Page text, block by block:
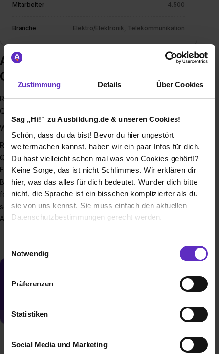
Zustimmung Details Über Cookies
Sag „Hi!“ zu Ausbildung.de & unseren Cookies!
Schön, dass du da bist! Bevor du hier ungestört
weitermachen kannst, haben wir ein paar Infos für dich.
Du hast vielleicht schon mal was von Cookies gehört!?
Keine Sorge, das ist nicht Schlimmes. Wir erklären dir
hier, was das alles für dich bedeutet. Wunder dich bitte
nicht, die Sprache ist ein bisschen komplizierter als du
sie von uns kennst. Sie muss einfach den aktuellen
Datenschutzbestimmungen gerecht werden.
Benutzung der Webseite getroffenen Einstellungen zu
Webseite zu analysieren („Statistiken“), um
Informationen zu deiner Verwendung unserer Website an
Analysen weiterzugeben und um Inhalte und Anzeigen zu
Notwendig
Präferenzen
Statistiken
Social Media und Marketing
Mitarbeiter 4.500
Branche Elektro/Elektronik, Telekommunikation
Ausbildung bei RF360 Europe
GmbH
RF360 Europe GmbH, ein Tochterunternehmen der
Qualcomm Familie
Wer sind wir?
RF360 Europe GmbH, ein Unternehmen des US Konzerns
Qualcomm ist Innovationstreiber auf dem Gebiet des Radio
Frequency Front End (RFFE). Mit mehr als 4.500
Beschäftigten weltweit entwickelt und fertigt RF360
fortschrittliche RFFE-Filter-Lösungen für mobile Geräte und
schnell wachsende Geschäftsfelder wie IoT, Robotik, die
Automobil-Elektronik und vieles mehr.
zugeschickt bekommen?